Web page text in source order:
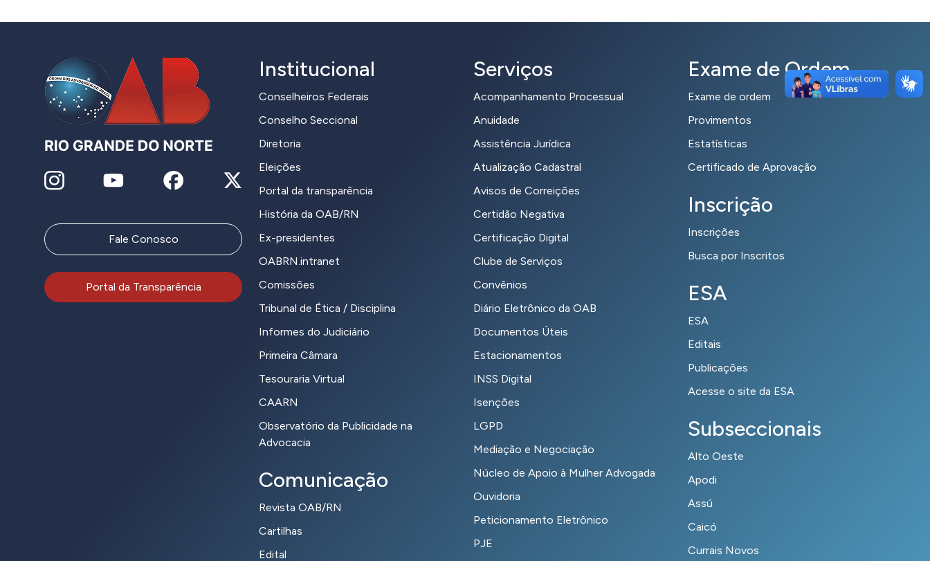
Fale Conosco
Portal da Transparência
Institucional
Conselheiros Federais
Conselho Seccional
Diretoria
Eleições
Portal da transparência
História da OAB/RN
Ex-presidentes
OABRN.intranet
Comissões
Tribunal de Ética / Disciplina
Informes do Judiciário
Primeira Câmara
Tesouraria Virtual
CAARN
Observatório da Publicidade na
Advocacia
Comunicação
Revista OAB/RN
Cartilhas
Edital
Serviços
Acompanhamento Processual
Anuidade
Assistência Jurídica
Atualização Cadastral
Avisos de Correições
Certidão Negativa
Certificação Digital
Clube de Serviços
Convênios
Diário Eletrônico da OAB
Documentos Úteis
Estacionamentos
INSS Digital
Isenções
LGPD
Mediação e Negociação
Núcleo de Apoio à Mulher Advogada
Ouvidoria
Peticionamento Eletrônico
PJE
Exame de Ordem
Exame de ordem
Provimentos
Estatísticas
Certificado de Aprovação
Inscrição
Inscrições
Busca por Inscritos
ESA
ESA
Editais
Publicações
Acesse o site da ESA
Subseccionais
Alto Oeste
Apodi
Assú
Caicó
Currais Novos